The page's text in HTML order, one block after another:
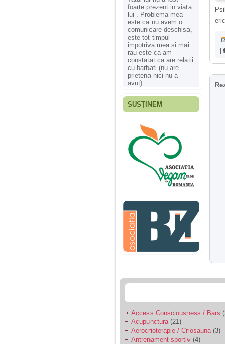
foarte prezent in viata
lui . Problema mea
este ca nu avem o
comunicare deschisa,
este tot timpul
impotriva mea si mai
rau este ca am
constatat ca are relatii
cu barbati (nu are
prietena nici nu a
avut).
Fiica mea s-a nascut
ani, privind in urma
realizez cat de multe
greseli am facut in
educatia si cresterea
ei, am fost o mama
egoista, preocupata
de implinirea
profesionala, cand ea
era mica am neglijat-
agresiva, orice
greseala era taxata cu
o palma sau pedepse.
De 4 ani am o relatie
serioasa cu un barbat
sa se manifeste o
Ma aflu aici pentru ca
vreau sa stiu daca am
nevoie de un psiholog
SUSȚINEM
Access Consciousness / Bars
Acupunctura(21)
Aerocrioterapie / Criosauna (3)
Antrenament sportiv (4)